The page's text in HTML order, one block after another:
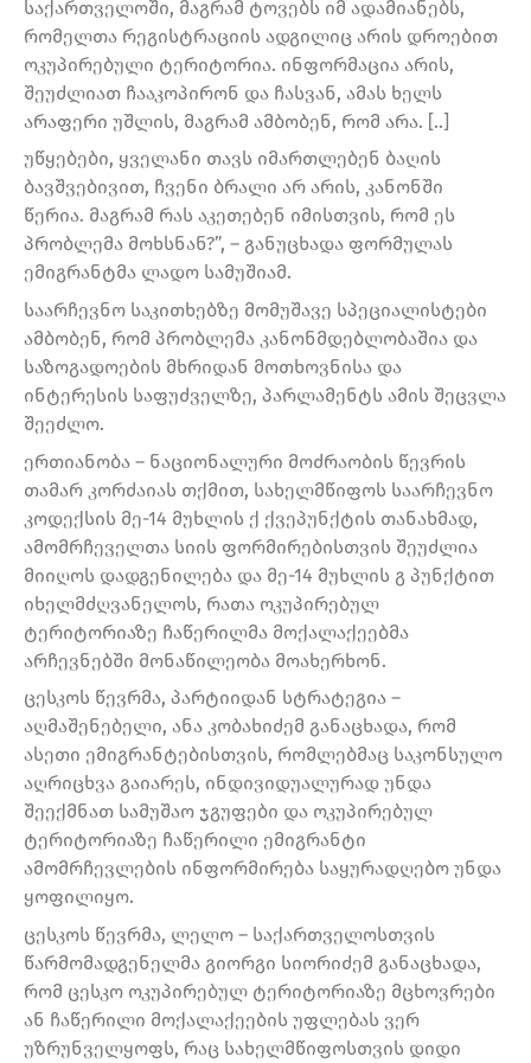
საქართველოში, მაგრამ ტოვებს იმ ადამიანებს,
რომელთა რეგისტრაციის ადგილიც არის დროებით
ოკუპირებული ტერიტორია. ინფორმაცია არის,
შეუძლიათ ჩააკოპირონ და ჩასვან, ამას ხელს
არაფერი უშლის, მაგრამ ამბობენ, რომ არა. [..]
უწყებები, ყველანი თავს იმართლებენ ბაღის
ბავშვებივით, ჩვენი ბრალი არ არის, კანონში
წერია. მაგრამ რას აკეთებენ იმისთვის, რომ ეს
პრობლემა მოხსნან?”, – განუცხადა ფორმულას
ემიგრანტმა ლადო სამუშიამ.
საარჩევნო საკითხებზე მომუშავე სპეციალისტები
ამბობენ, რომ პრობლემა კანონმდებლობაშია და
საზოგადოების მხრიდან მოთხოვნისა და
ინტერესის საფუძველზე, პარლამენტს ამის შეცვლა
შეეძლო.
ერთიანობა – ნაციონალური მოძრაობის წევრის
თამარ კორძაიას თქმით, სახელმწიფოს საარჩევნო
კოდექსის მე-14 მუხლის ქ ქვეპუნქტის თანახმად,
ამომრჩეველთა სიის ფორმირებისთვის შეუძლია
მიიღოს დადგენილება და მე-14 მუხლის გ პუნქტით
იხელმძღვანელოს, რათა ოკუპირებულ
ტერიტორიაზე ჩაწერილმა მოქალაქეებმა
არჩევნებში მონაწილეობა მოახერხონ.
ცესკოს წევრმა, პარტიიდან სტრატეგია –
აღმაშენებელი, ანა კობახიძემ განაცხადა, რომ
ასეთი ემიგრანტებისთვის, რომლებმაც საკონსულო
აღრიცხვა გაიარეს, ინდივიდუალურად უნდა
შეექმნათ სამუშაო ჯგუფები და ოკუპირებულ
ტერიტორიაზე ჩაწერილი ემიგრანტი
ამომრჩევლების ინფორმირება საყურადღებო უნდა
ყოფილიყო.
ცესკოს წევრმა, ლელო – საქართველოსთვის
წარმომადგენელმა გიორგი სიორიძემ განაცხადა,
რომ ცესკო ოკუპირებულ ტერიტორიაზე მცხოვრები
ან ჩაწერილი მოქალაქეების უფლებას ვერ
უზრუნველყოფს, რაც სახელმწიფოსთვის დიდი